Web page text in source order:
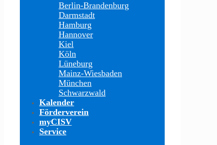
Berlin-Brandenburg
Darmstadt
Hamburg
Hannover
Kiel
Köln
Lüneburg
Mainz-Wiesbaden
München
Schwarzwald
Kalender
Förderverein
myCISV
Service